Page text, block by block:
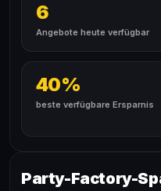
6
Angebote heute verfügbar
40%
beste verfügbare Ersparnis
Party-Factory-